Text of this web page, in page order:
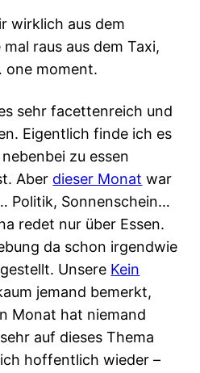
wirklich aus dem
raus aus dem Taxi,
one moment.
sehr facettenreich und
Eigentlich finde ich es
zu essen
Aber dieser Monat war
Politik, Sonnenschein…
redet nur über Essen.
da schon irgendwie
Unsere Kein
jemand bemerkt,
Monat hat niemand
auf dieses Thema
hoffentlich wieder –